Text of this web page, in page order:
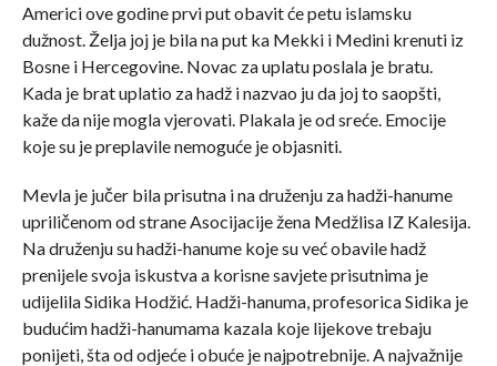
Americi ove godine prvi put obavit će petu islamsku
dužnost. Želja joj je bila na put ka Mekki i Medini krenuti iz
Bosne i Hercegovine. Novac za uplatu poslala je bratu.
Kada je brat uplatio za hadž i nazvao ju da joj to saopšti,
kaže da nije mogla vjerovati. Plakala je od sreće. Emocije
koje su je preplavile nemoguće je objasniti.
Mevla je jučer bila prisutna i na druženju za hadži-hanume
upriličenom od strane Asocijacije žena Medžlisa IZ Kalesija.
Na druženju su hadži-hanume koje su već obavile hadž
prenijele svoja iskustva a korisne savjete prisutnima je
udijelila Sidika Hodžić. Hadži-hanuma, profesorica Sidika je
budućim hadži-hanumama kazala koje lijekove trebaju
ponijeti, šta od odjeće i obuće je najpotrebnije. A najvažnije